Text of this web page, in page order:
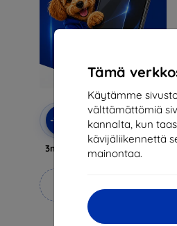
Tämä
Käytämme
välttämättömiä
kannalta, kun
kävijäliikennettä
mainontaa.
-10%
Alennus
kupongilla
EXTRA10
3mk Anti-Shock protective
glass
valmistettu
18,90 €